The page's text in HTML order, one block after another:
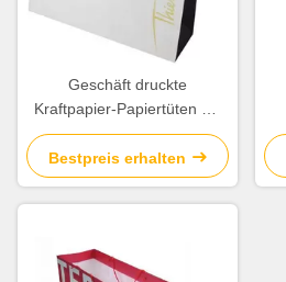
Geschäft druckte
Kraftpapier-Papiertüten mit
Goldheißem stempelndem
Oberflächenende
Bestpreis erhalten